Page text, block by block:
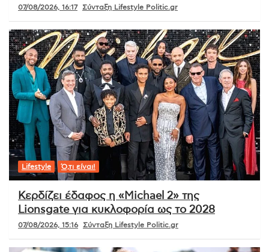
07/08/2026, 16:17 Σύνταξη Lifestyle Politic.gr
Lifestyle Ό,τι είναι!
Κερδίζει έδαφος η «Michael 2» της
Lionsgate για κυκλοφορία ως το 2028
07/08/2026, 15:16 Σύνταξη Lifestyle Politic.gr